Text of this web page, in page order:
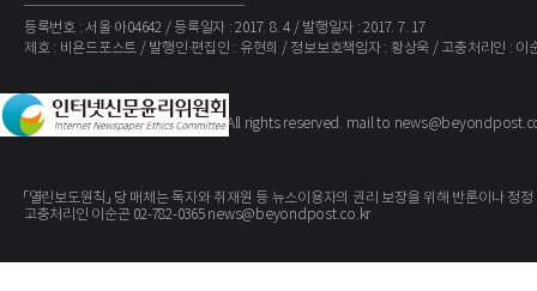
등록번호 : 서울 아04642 / 등록일자 : 2017. 8. 4 / 발행일자 : 2017. 7. 17
제호 : 비욘드포스트 / 발행인·편집인 : 유현희 / 정보보호책임자 : 황상욱 / 고충처리인 : 이
Copyright ©The BeyondPost. All rights reserved. mail to
「열린보도원칙」 당 매체는 독자와 취재원 등 뉴스이용자의 권리 보장을 위해 반론이나
고충처리인 이순곤 02-782-0365 news@beyondpost.co.kr